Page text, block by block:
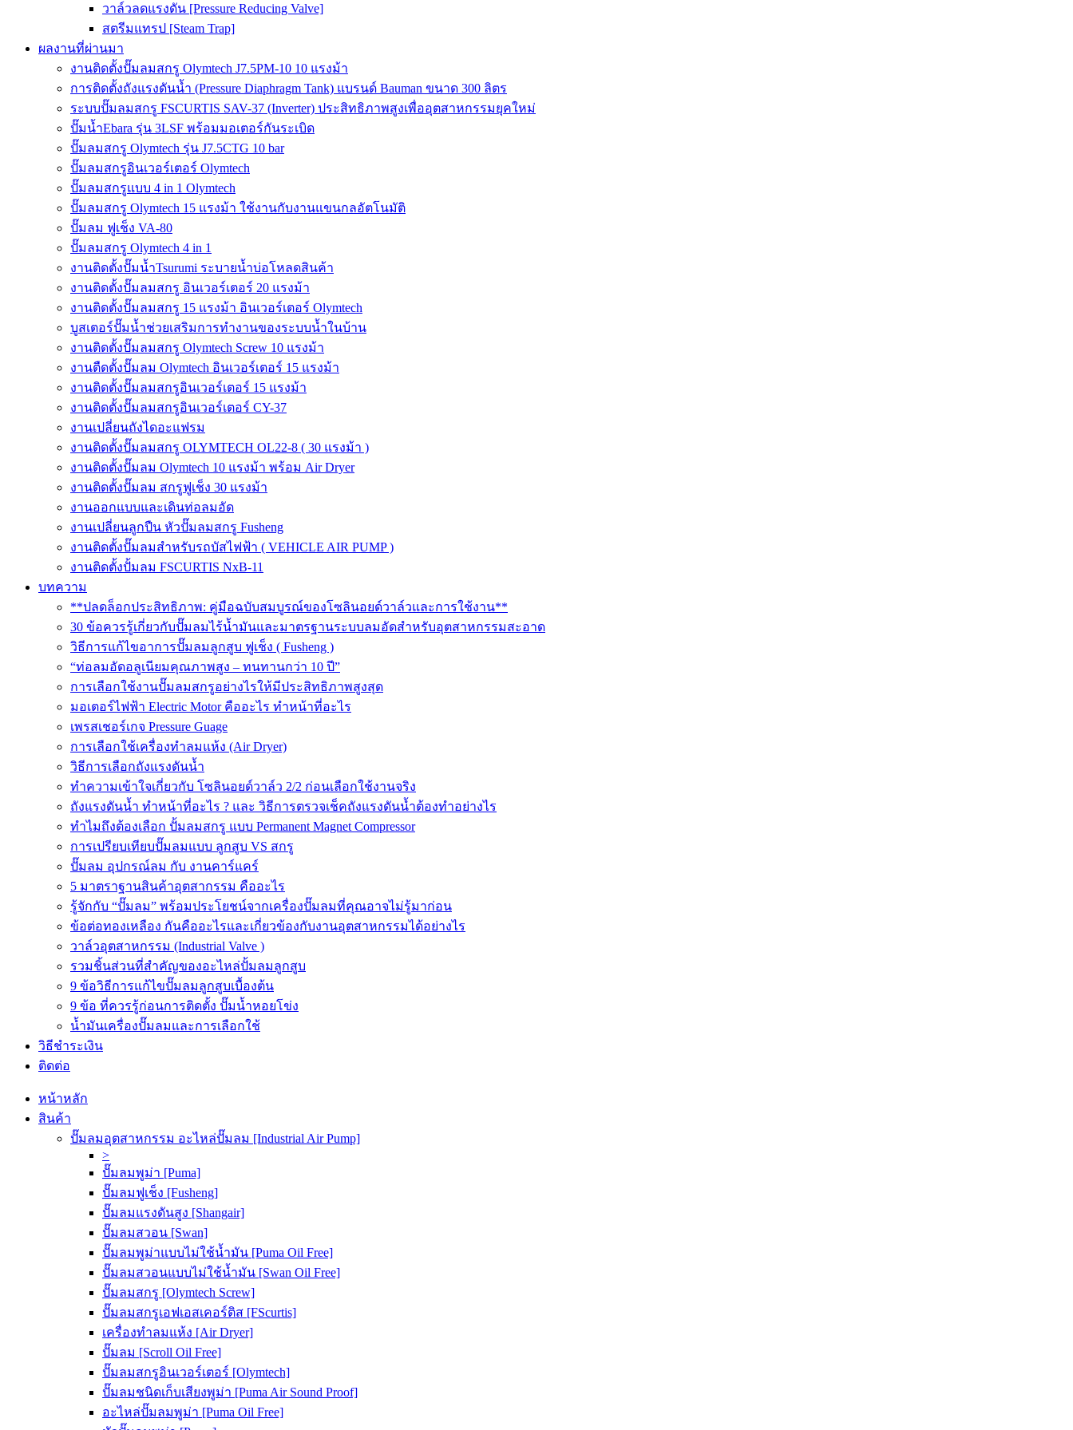
วาล์วลดแรงดัน [Pressure Reducing Valve]
สตรีมแทรป [Steam Trap]
ผลงานที่ผ่านมา
งานติดตั้งปั๊มลมสกรู Olymtech J7.5PM-10 10 แรงม้า
การติดตั้งถังแรงดันน้ำ (Pressure Diaphragm Tank) แบรนด์ Bauman ขนาด 300 ลิตร
ระบบปั๊มลมสกรู FSCURTIS SAV-37 (Inverter) ประสิทธิภาพสูงเพื่ออุตสาหกรรมยุคใหม่
ปั๊มน้ำEbara รุ่น 3LSF พร้อมมอเตอร์กันระเบิด
ปั๊มลมสกรู Olymtech รุ่น J7.5CTG 10 bar
ปั๊มลมสกรูอินเวอร์เตอร์ Olymtech
ปั๊มลมสกรูแบบ 4 in 1 Olymtech
ปั๊มลมสกรู Olymtech 15 แรงม้า ใช้งานกับงานแขนกลอัตโนมัติ
ปั๊มลม ฟูเช็ง VA-80
ปั๊มลมสกรู Olymtech 4 in 1
งานติดตั้งปั๊มน้ำTsurumi ระบายน้ำบ่อโหลดสินค้า
งานติดตั้งปั๊มลมสกรู อินเวอร์เตอร์ 20 แรงม้า
งานติดตั้งปั๊มลมสกรู 15 แรงม้า อินเวอร์เตอร์ Olymtech
บูสเตอร์ปั๊มน้ำช่วยเสริมการทำงานของระบบน้ำในบ้าน
งานติดตั้งปั๊มลมสกรู Olymtech Screw 10 แรงม้า
งานตืดตั้งปั๊มลม Olymtech อินเวอร์เตอร์ 15 แรงม้า
งานติดตั้งปั๊มลมสกรูอินเวอร์เตอร์ 15 แรงม้า
งานติดตั้งปั๊มลมสกรูอินเวอร์เตอร์ CY-37
งานเปลี่ยนถังไดอะแฟรม
งานติดตั้งปั๊มลมสกรู OLYMTECH OL22-8 ( 30 แรงม้า )
งานติดตั้งปั๊มลม Olymtech 10 แรงม้า พร้อม Air Dryer
งานติดตั้งปั๊มลม สกรูฟูเช็ง 30 แรงม้า
งานออกแบบและเดินท่อลมอัด
งานเปลี่ยนลูกปืน หัวปั๊มลมสกรู Fusheng
งานติดตั้งปั๊มลมสำหรับรถบัสไฟฟ้า ( VEHICLE AIR PUMP )
งานติดตั้งปั้มลม FSCURTIS NxB-11
บทความ
**ปลดล็อกประสิทธิภาพ: คู่มือฉบับสมบูรณ์ของโซลินอยด์วาล์วและการใช้งาน**
30 ข้อควรรู้เกี่ยวกับปั๊มลมไร้น้ำมันและมาตรฐานระบบลมอัดสำหรับอุตสาหกรรมสะอาด
วิธีการแก้ไขอาการปั๊มลมลูกสูบ ฟูเช็ง ( Fusheng )
“ท่อลมอัดอลูเนียมคุณภาพสูง – ทนทานกว่า 10 ปี”
การเลือกใช้งานปั๊มลมสกรูอย่างไรให้มีประสิทธิภาพสูงสุด
มอเตอร์ไฟฟ้า Electric Motor คืออะไร ทำหน้าที่อะไร
เพรสเชอร์เกจ Pressure Guage
การเลือกใช้เครื่องทำลมแห้ง (Air Dryer)
วิธีการเลือกถังแรงดันน้ำ
ทำความเข้าใจเกี่ยวกับ โซลินอยด์วาล์ว 2/2 ก่อนเลือกใช้งานจริง
ถังแรงดันน้ำ ทำหน้าที่อะไร ? และ วิธีการตรวจเช็คถังแรงดันน้ำต้องทำอย่างไร
ทำไมถึงต้องเลือก ปั้มลมสกรู แบบ Permanent Magnet Compressor
การเปรียบเทียบปั๊มลมแบบ ลูกสูบ VS สกรู
ปั๊มลม อุปกรณ์ลม กับ งานคาร์แคร์
5 มาตราฐานสินค้าอุตสากรรม คืออะไร
รู้จักกับ “ปั๊มลม” พร้อมประโยชน์จากเครื่องปั๊มลมที่คุณอาจไม่รู้มาก่อน
ข้อต่อทองเหลือง กันคืออะไรและเกี่ยวข้องกับงานอุตสาหกรรมได้อย่างไร
วาล์วอุตสาหกรรม (Industrial Valve )
รวมชิ้นส่วนที่สำคัญของอะไหล่ปั้มลมลูกสูบ
9 ข้อวิธีการแก้ไขปั๊มลมลูกสูบเบื้องต้น
9 ข้อ ที่ควรรู้ก่อนการติดตั้ง ปั๊มน้ำหอยโข่ง
น้ำมันเครื่องปั๊มลมและการเลือกใช้
วิธีชำระเงิน
ติดต่อ
หน้าหลัก
สินค้า
ปั๊มลมอุตสาหกรรม อะไหล่ปั๊มลม [Industrial Air Pump]
>
ปั๊มลมพูม่า [Puma]
ปั๊มลมฟูเช็ง [Fusheng]
ปั๊มลมแรงดันสูง [Shangair]
ปั๊มลมสวอน [Swan]
ปั๊มลมพูม่าแบบไม่ใช้น้ำมัน [Puma Oil Free]
ปั๊มลมสวอนแบบไม่ใช้น้ำมัน [Swan Oil Free]
ปั๊มลมสกรู [Olymtech Screw]
ปั๊มลมสกรูเอฟเอสเคอร์ติส [FScurtis]
เครื่องทำลมแห้ง [Air Dryer]
ปั๊มลม [Scroll Oil Free]
ปั๊มลมสกรูอินเวอร์เตอร์ [Olymtech]
ปั๊มลมชนิดเก็บเสียงพูม่า [Puma Air Sound Proof]
อะไหล่ปั๊มลมพูม่า [Puma Oil Free]